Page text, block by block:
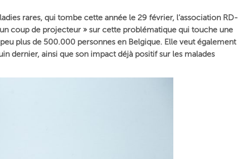
rares, qui tombe cette année le 29 février, l’association RD-
coup de projecteur » sur cette problématique qui touche une
plus de 500.000 personnes en Belgique. Elle veut également
dernier, ainsi que son impact déjà positif sur les malades